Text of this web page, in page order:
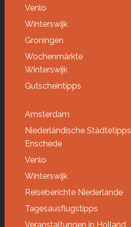
Venlo
Winterswijk
Groningen
Wochenmärkte
Winterswijk
Gutscheintipps
Amsterdam
Niederländische Städtetipps
Enschede
Venlo
Winterswijk
Reiseberichte Niederlande
Tagesausflugstipps
Veranstaltungen in Holland